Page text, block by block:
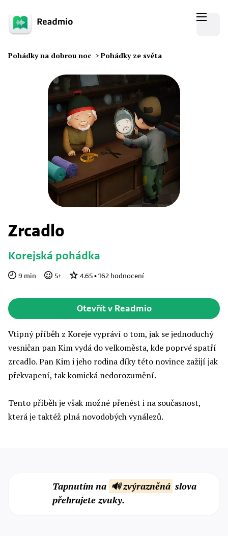
Pohádky na dobrou noc > Pohádky ze světa
Zrcadlo
Korejská pohádka
9 min 5+ 4.65 • 162 hodnocení
Otevřít v Readmio
Vtipný příběh z Koreje vypráví o tom, jak se jednoduchý
vesničan pan Kim vydá do velkoměsta, kde poprvé spatří
zrcadlo. Pan Kim i jeho rodina díky této novince zažijí jak
překvapení, tak komická nedorozumění.
Tento příběh je však možné přenést i na současnost,
která je taktéž plná novodobých vynálezů.
Tapnutím na 🔊 zvýrazněná slova
přehrajete zvuky.